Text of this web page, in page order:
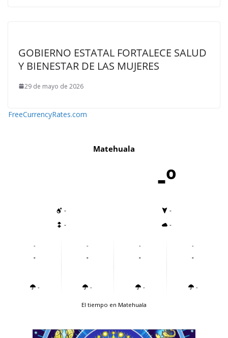
GOBIERNO ESTATAL FORTALECE SALUD
Y BIENESTAR DE LAS MUJERES
29 de mayo de 2026
FreeCurrencyRates.com
Matehuala
-º
-
-
-
-
-
-
-
-
-
-
-
-
-
-
-
-
El tiempo en Matehuala